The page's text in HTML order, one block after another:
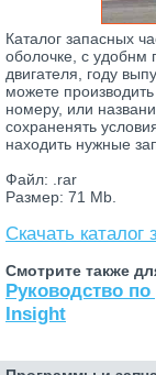
Каталог запасных
оболочке, с удобнм
двигателя, году
можете
номеру, или
сохраненять
находить нужные
Файл: .rar
Размер: 71 Mb.
Скачать
Смотрите также
Руководство
Insight